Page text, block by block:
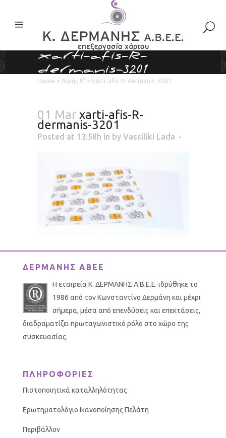
xarti-afis-R-
dermanis-3201
Home > Αφής R’ > xarti-afis-R-dermanis-3201
01 Mar xarti-afis-R-
dermanis-3201
Posted at 13:58h in by Vassiliki Lada
ΔΕΡΜΑΝΗΣ ΑΒΕΕ
Η εταιρεία Κ. ΔΕΡΜΑΝΗΣ Α.Β.Ε.Ε. ιδρύθηκε το
1986 από τον Κωνσταντίνο Δερμάνη και μέχρι
σήμερα, μέσα από επενδύσεις και επεκτάσεις,
διαδραματίζει πρωταγωνιστικό ρόλο στο χώρο της
συσκευασίας.
ΠΛΗΡΟΦΟΡΙΕΣ
Πιστοποιητικά καταλληλότητας
Ερωτηματολόγιο Ικανοποίησης Πελάτη
Περιβάλλον